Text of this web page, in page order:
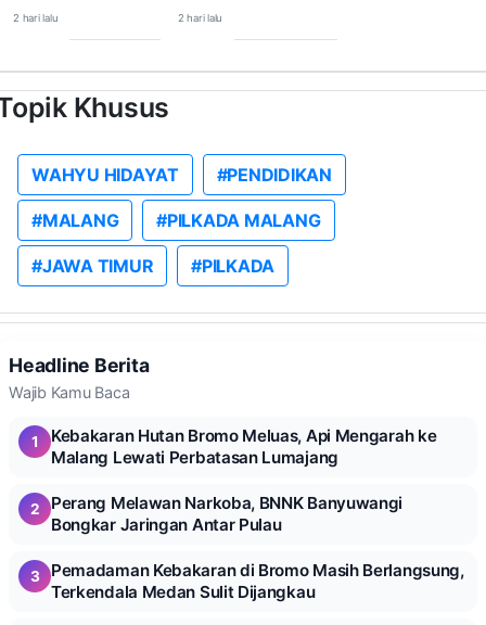
2 hari lalu 2 hari lalu
Khusus
WAHYU HIDAYAT #PENDIDIKAN
#MALANG #PILKADA MALANG
#JAWA TIMUR #PILKADA
Headline Berita
Wajib Kamu Baca
1
Kebakaran Hutan Bromo Meluas, Api Mengarah ke
Malang Lewati Perbatasan Lumajang
2
Perang Melawan Narkoba, BNNK Banyuwangi
Bongkar Jaringan Antar Pulau
3
Pemadaman Kebakaran di Bromo Masih Berlangsung,
Terkendala Medan Sulit Dijangkau